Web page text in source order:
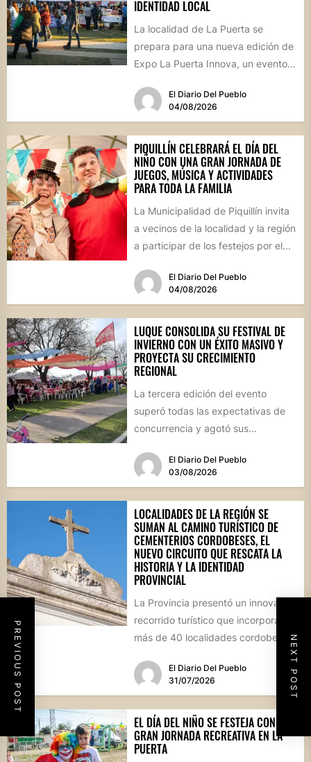
PREVIOUS POST NEXT POST
IDENTIDAD LOCAL
La localidad de La Puerta se
prepara para una nueva edición de
Expo La Puerta Innova, un evento
El Diario Del Pueblo
04/08/2026
PIQUILLÍN CELEBRARÁ EL DÍA DEL
NIÑO CON UNA GRAN JORNADA DE
JUEGOS, MÚSICA Y ACTIVIDADES
PARA TODA LA FAMILIA
La Municipalidad de Piquillín invita
a vecinos de la localidad y la región
a participar de los festejos por el...
El Diario Del Pueblo
04/08/2026
LUQUE CONSOLIDA SU FESTIVAL DE
INVIERNO CON UN ÉXITO MASIVO Y
PROYECTA SU CRECIMIENTO
REGIONAL
La tercera edición del evento
superó todas las expectativas de
concurrencia y agotó sus
marco, el...El Diario Del Pueblo
03/08/2026
LOCALIDADES DE LA REGIÓN SE
SUMAN AL CAMINO TURÍSTICO DE
CEMENTERIOS CORDOBESES, EL
NUEVO CIRCUITO QUE RESCATA LA
HISTORIA Y LA IDENTIDAD
PROVINCIAL
La Provincia presentó un innovador
recorrido turístico que incorpora a
más de 40 localidades cordobesas
patrimonial....El Diario Del Pueblo
31/07/2026
EL DÍA DEL NIÑO SE FESTEJA CON UNA
GRAN JORNADA RECREATIVA EN LA
PUERTA